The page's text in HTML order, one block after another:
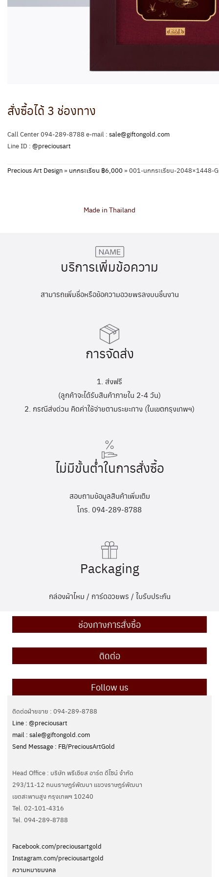
สั่งซื้อได้ 3 ช่องทาง
Call Center 094-289-8788 e-mail : sale@giftongold.com
Line ID : @preciousart
Precious Art Design» นกกระเรียน ฿6,000 »001-นกกระเรียน-2048×1448-
Made in Thailand
บริการเพิ่มข้อความ
สามารถเพิ่มชื่อหรือข้อความอวยพรลงบนชิ้นงาน
การจัดส่ง
1. ส่งฟรี
(ลูกค้าจะได้รับสินค้าภายใน 2-4 วัน)
2. กรณีส่งด่วน คิดค่าใช้จ่ายตามระยะทาง (ในเขตกรุงเทพฯ)
ไม่มีขั้นต่ำในการสั่งซื้อ
สอบถามข้อมูลสินค้าเพิ่มเติม
โทร. 094-289-8788
Packaging
กล่องผ้าไหม / การ์ดอวยพร / ใบรับประกัน
ช่องทางการสั่งซื้อ
ติดต่อ
Follow us
ติดต่อฝ่ายขาย : 094-289-8788
Line : @preciousart
mail : sale@giftongold.com
Send Message : FB/PreciousArtGold
Head Office : บริษัท พรีเชียส อาร์ต ดีไซน์ จำกัด
293/11-12 ถนนราษฎร์พัฒนา แขวงราษฎร์พัฒนา
เขตสะพานสูง กรุงเทพฯ 10240
Tel. 02-101-4316
Tel. ‭094-289-8788‬
Facebook.com/preciousartgold
Instagram.com/preciousartgold
ความหมายมงคล